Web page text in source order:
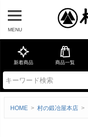
MENU
新着商品 商品一覧
HOME 村の鍛冶屋本店